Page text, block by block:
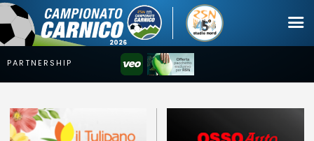
Coppa